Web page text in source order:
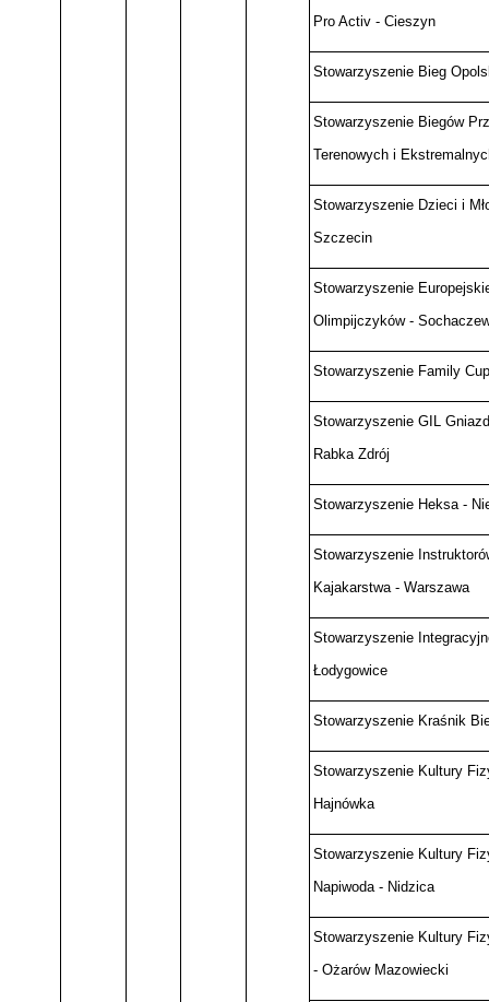
Pro Activ - Cieszyn
Stowarzyszenie Bieg
Stowarzyszenie Biegów
Terenowych i
Stowarzyszenie Dzieci i
Szczecin
Stowarzyszenie
Olimpijczyków -
Stowarzyszenie Family
Stowarzyszenie GIL
Rabka Zdrój
Stowarzyszenie Heksa -
Stowarzyszenie
Kajakarstwa - Warszawa
Stowarzyszenie
Łodygowice
Stowarzyszenie Kraśnik
Stowarzyszenie Kultury
Hajnówka
Stowarzyszenie Kultury
Napiwoda - Nidzica
Stowarzyszenie Kultury
- Ożarów Mazowiecki